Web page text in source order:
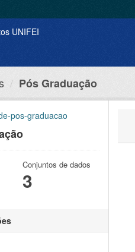
Pós Graduação
Conjuntos de dados
3